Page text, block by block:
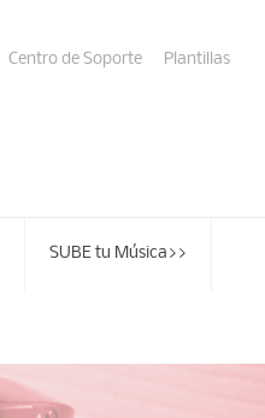
SUBE tu Música>>
Centro de Soporte Plantillas